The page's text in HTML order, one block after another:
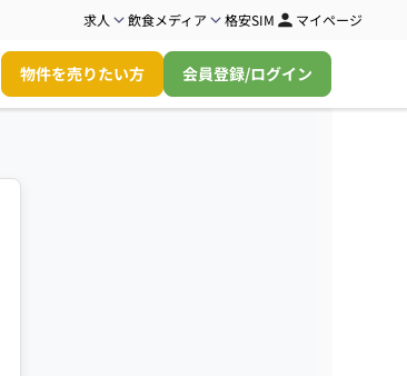
求人 飲食メディア 格安SIM マイページ
物件を売りたい方 会員登録/ログイン